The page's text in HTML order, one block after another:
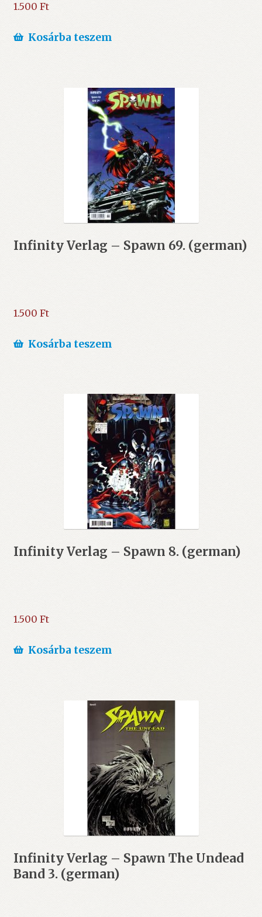
1.500 Ft
Kosárba teszem
Infinity Verlag – Spawn 69. (german)
1.500 Ft
Kosárba teszem
Infinity Verlag – Spawn 8. (german)
1.500 Ft
Kosárba teszem
Infinity Verlag – Spawn The Undead
Band 3. (german)